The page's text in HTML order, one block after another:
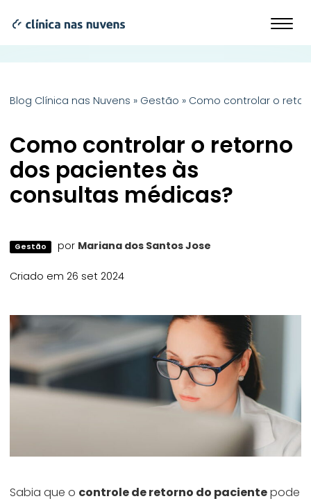
Blog Clínica nas Nuvens » Gestão » Como controlar o
Como controlar o retorno
dos pacientes às
consultas médicas?
Gestão por Mariana dos Santos Jose
Criado em 26 set 2024
Sabia que o controle de retorno do pacientepode